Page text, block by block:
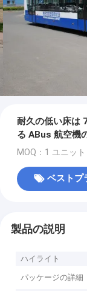
耐久の低い床は
る ABus 航空機
MOQ：1 ユニット
ベストプ
製品の説明
ハイライト
パッケージの詳細